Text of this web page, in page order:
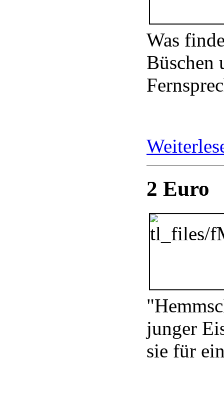
Was
Büschen
2 Euro
junger
sie für